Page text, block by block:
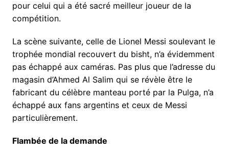
pour celui qui a été sacré meilleur joueur de la
compétition.
La scène suivante, celle de Lionel Messi soulevant le
trophée mondial recouvert du bisht, n’a évidemment
pas échappé aux caméras. Pas plus que l’adresse du
magasin d’Ahmed Al Salim qui se révèle être le
fabricant du célèbre manteau porté par la Pulga, n’a
échappé aux fans argentins et ceux de Messi
particulièrement.
Flambée de la demande